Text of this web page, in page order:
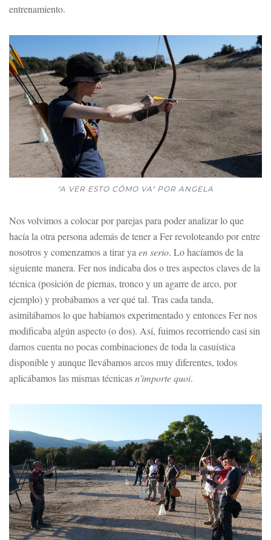
entrenamiento.
"A VER ESTO CÓMO VA" POR ANGELA
Nos volvimos a colocar por parejas para poder analizar lo que
hacía la otra persona además de tener a Fer revoloteando por entre
nosotros y comenzamos a tirar ya en serio. Lo hacíamos de la
siguiente manera. Fer nos indicaba dos o tres aspectos claves de la
técnica (posición de piernas, tronco y un agarre de arco, por
ejemplo) y probábamos a ver qué tal. Tras cada tanda,
asimilábamos lo que habíamos experimentado y entonces Fer nos
modificaba algún aspecto (o dos). Así, fuimos recorriendo casi sin
darnos cuenta no pocas combinaciones de toda la casuística
disponible y aunque llevábamos arcos muy diferentes, todos
aplicábamos las mismas técnicasn'importe quoi.